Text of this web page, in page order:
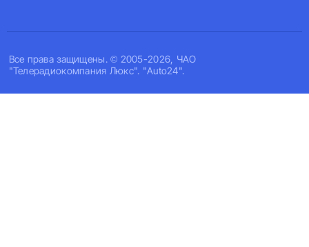
Все права защищены. © 2005-2026, ЧАО
"Телерадиокомпания Люкс". "Auto24".